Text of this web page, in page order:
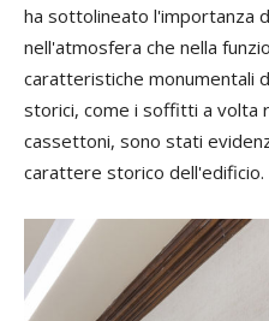
ha sottolineato l'importanza
nell'atmosfera che nella
caratteristiche monumentali
storici, come i soffitti a volta
cassettoni, sono stati
carattere storico dell'edificio.